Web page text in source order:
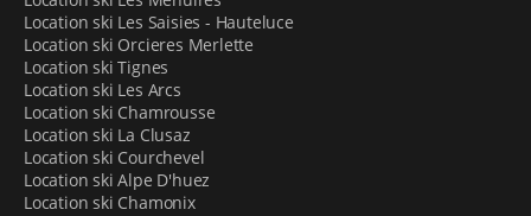
La gamme d’équipements de location sur notre
plateforme en ligne s’adresse à tous les heureux
vacanciers qui viennent passer leur séjour aux
Contamines-Montjoie.
Il y a d’abord tout ce qu’il faut pour les amateurs de ski
alpin :
modèles tolérants
Location ski Les Saisies - Hauteluce
Location ski Orcieres Merlette
Location ski Tignes
Location ski Les Arcs
Location ski Chamrousse
Location ski La Clusaz
Location ski Courchevel
Location ski Alpe D'huez
Location ski Chamonix